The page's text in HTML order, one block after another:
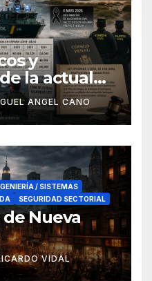
y
la actual
ANGEL CANO
/ SISTEMAS
SEGURIDAD SECTORIAL
Nueva
VIDAL